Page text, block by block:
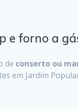
e forno a
de conserto ou
em Jardim